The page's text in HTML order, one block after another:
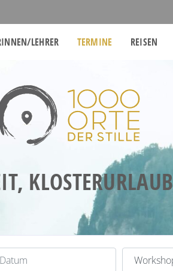
LEHRER TERMINE REISEN
Kategorie